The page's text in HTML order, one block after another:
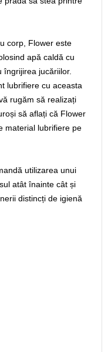
corp, Flower este
apă caldă cu
jucăriilor.
lubrifiere cu aceasta
rugăm să realizați
să aflați că Flower
material lubrifiere pe
utilizarea unui
atât înainte cât și
distincți de igienă